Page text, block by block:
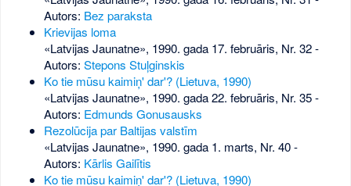
Autors: Bez paraksta
Krievijas loma
«Latvijas Jaunatne», 1990. gada 17. februāris, Nr. 32-
Autors: Stepons Stuļginskis
Ko tie mūsu kaimiņ' dar'? (Lietuva, 1990)
«Latvijas Jaunatne», 1990. gada 22. februāris, Nr. 35-
Autors: Edmunds Gonusausks
Rezolūcija par Baltijas valstīm
«Latvijas Jaunatne», 1990. gada 1. marts, Nr. 40-
Autors: Kārlis Gailītis
Ko tie mūsu kaimiņ' dar'? (Lietuva, 1990)